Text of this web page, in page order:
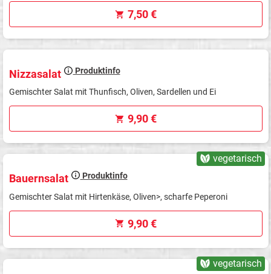
7,50 €
Nizzasalat Produktinfo
Gemischter Salat mit Thunfisch, Oliven, Sardellen und Ei
9,90 €
vegetarisch
Bauernsalat Produktinfo
Gemischter Salat mit Hirtenkäse, Oliven>, scharfe Peperoni
9,90 €
vegetarisch